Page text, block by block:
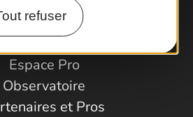
refuservenir ?
Espace Pro
Observatoire
et Pros